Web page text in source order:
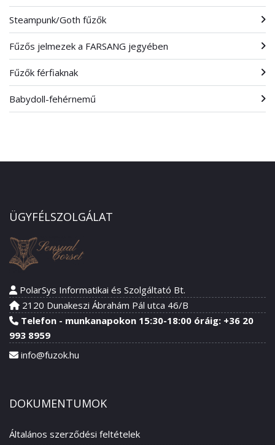
Steampunk/Goth fűzők
Fűzős jelmezek a FARSANG jegyében
Fűzők férfiaknak
Babydoll-fehérnemű
ÜGYFÉLSZOLGÁLAT
PolarSys Informatikai és Szolgáltató Bt.
2120 Dunakeszi Ábrahám Pál utca 46/B
Telefon - munkanapokon 15:30-18:00 óráig: +36 20
993 8959
info@fuzok.hu
DOKUMENTUMOK
Általános szerződési feltételek